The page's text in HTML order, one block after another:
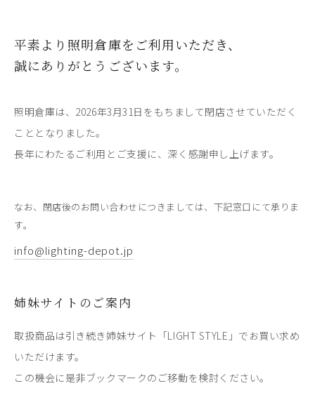
平素より照明倉庫をご利用いただき、
誠にありがとうございます。
照明倉庫は、2026年3月31日をもちまして閉店させていただく
こととなりました。
長年にわたるご利用とご支援に、深く感謝申し上げます。
なお、閉店後のお問い合わせにつきましては、下記窓口にて承りま
す。
info@lighting-depot.jp
姉妹サイトのご案内
取扱商品は引き続き姉妹サイト「LIGHT STYLE」でお買い求め
いただけます。
この機会に是非ブックマークのご移動を検討ください。